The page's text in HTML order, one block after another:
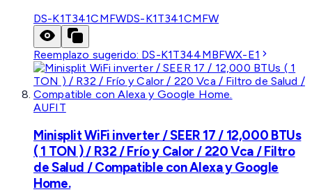
DS-K1T341CMFWDS-K1T341CMFW
Reemplazo sugerido: DS-K1T344MBFWX-E1
AUFIT
Minisplit WiFi inverter / SEER 17 / 12,000 BTUs
( 1 TON ) / R32 / Frío y Calor / 220 Vca / Filtro
de Salud / Compatible con Alexa y Google
Home.